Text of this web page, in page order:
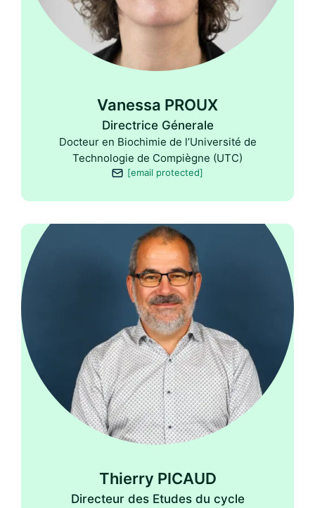
Vanessa PROUX
Directrice Génerale
Docteur en Biochimie de l’Université de
Technologie de Compiègne (UTC)
[email protected]
Thierry PICAUD
Directeur des Etudes du cycle